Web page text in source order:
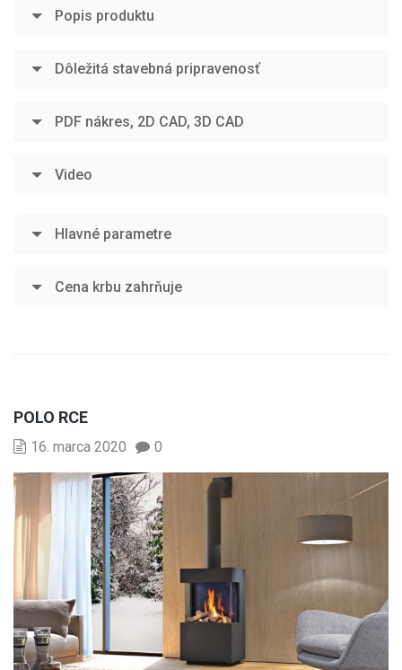
Popis produktu
Dôležitá stavebná pripravenosť
PDF nákres, 2D CAD, 3D CAD
Video
Hlavné parametre
Cena krbu zahrňuje
POLO RCE
16. marca 2020 0